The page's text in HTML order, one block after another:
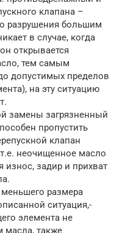
клапана –
разрушения большим
в случае, когда
открывается
тем самым
допустимых пределов
на эту ситуацию
замены загрязненный
пропустить
клапан
неочищенное масло
износ, задир и прихват
размера
ситуация,­
элемента не
масла, также